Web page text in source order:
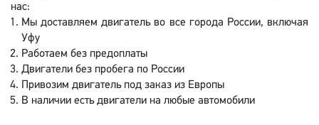
нас:
Мы доставляем двигатель во все города России, включая
Уфу
Работаем без предоплаты
Двигатели без пробега по России
Привозим двигатель под заказ из Европы
В наличии есть двигатели на любые автомобили